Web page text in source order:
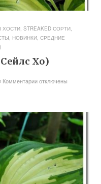
ХОСТИ, STREAKED СОРТИ,
НОВИНКИ, СРЕДНИЕ
Хо)
Комментарииотключены